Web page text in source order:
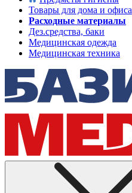
Товары для дома и офиса
Расходные материалы
Дез.средства, баки
Медицинская одежда
Медицинская техника